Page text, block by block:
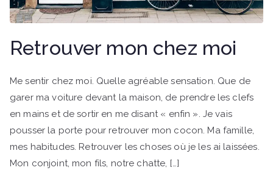
Retrouver mon chez moi
Me sentir chez moi. Quelle agréable sensation. Que de
garer ma voiture devant la maison, de prendre les clefs
en mains et de sortir en me disant « enfin ». Je vais
pousser la porte pour retrouver mon cocon. Ma famille,
mes habitudes. Retrouver les choses où je les ai laissées.
Mon conjoint, mon fils, notre chatte, […]